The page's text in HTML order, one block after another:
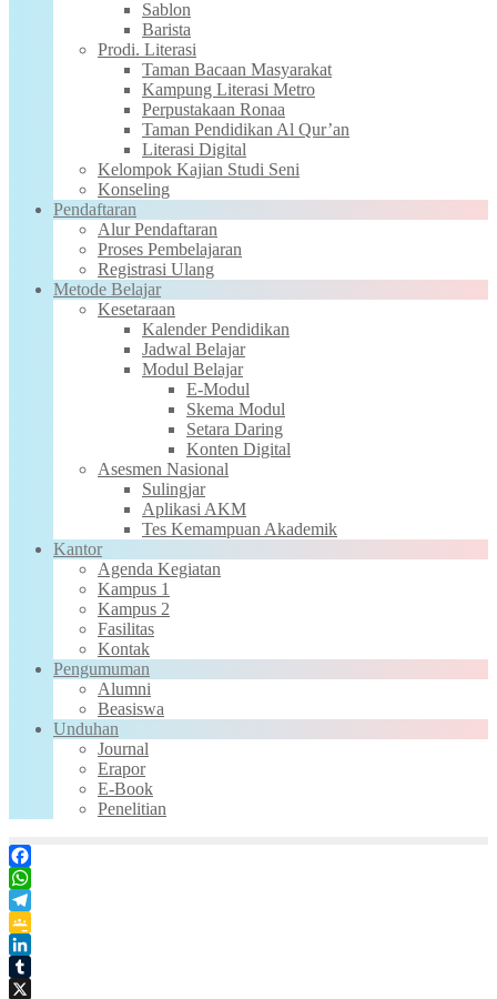
Sablon
Barista
Prodi. Literasi
Taman Bacaan Masyarakat
Kampung Literasi Metro
Perpustakaan Ronaa
Taman Pendidikan Al Qur’an
Literasi Digital
Kelompok Kajian Studi Seni
Konseling
Pendaftaran
Alur Pendaftaran
Proses Pembelajaran
Registrasi Ulang
Metode Belajar
Kesetaraan
Kalender Pendidikan
Jadwal Belajar
Modul Belajar
E-Modul
Skema Modul
Setara Daring
Konten Digital
Asesmen Nasional
Sulingjar
Aplikasi AKM
Tes Kemampuan Akademik
Kantor
Agenda Kegiatan
Kampus 1
Kampus 2
Fasilitas
Kontak
Pengumuman
Alumni
Beasiswa
Unduhan
Journal
Erapor
E-Book
Penelitian
Facebook
WhatsApp
Telegram
Google
Classroom
LinkedIn
Tumblr